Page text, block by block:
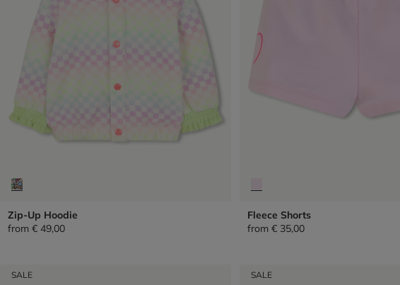
Zip-Up Hoodie
from € 49,00
Fleece Shorts
from € 35,00
SALE SALE